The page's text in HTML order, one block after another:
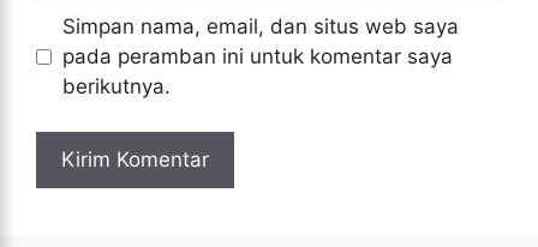
Simpan nama, email, dan situs web saya
pada peramban ini untuk komentar saya
berikutnya.